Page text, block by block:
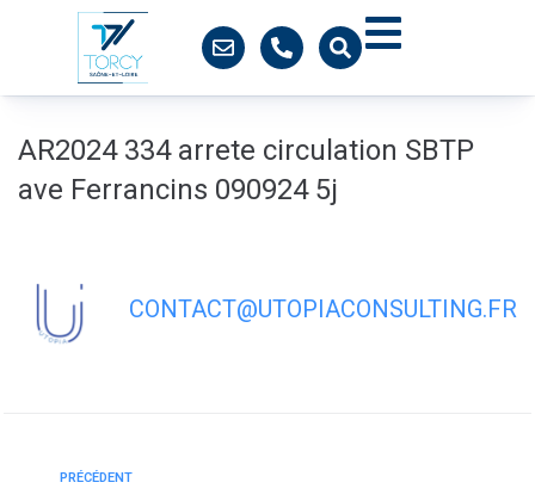
AR2024 334 arrete circulation SBTP
ave Ferrancins 090924 5j
CONTACT@UTOPIACONSULTING.FR
PRÉCÉDENT